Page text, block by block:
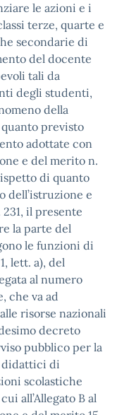
le azioni e i
terze, quarte e
secondarie di
del docente
tali da
degli studenti,
della
previsto
adottate con
e del merito n.
di quanto
dell’istruzione e
il presente
la parte del
le funzioni di
lett. a), del
al numero
che va ad
risorse nazionali
decreto
pubblico per la
didattici di
scolastiche
all’Allegato B al